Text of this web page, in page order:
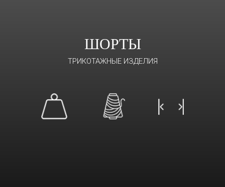
ШОРТЫ
ТРИКОТАЖНЫЕ ИЗДЕЛИЯ